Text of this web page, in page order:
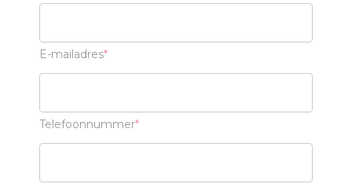
E-mailadres
Telefoonnummer